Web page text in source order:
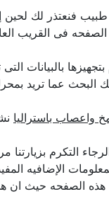
فنعتذر لك لحين
فى القريب
بالبيانات
البحث عما تريد
واعصاب باستراليا
التكرم بزيارتنا
الإضافيه
هذه الصفحه حيث ان